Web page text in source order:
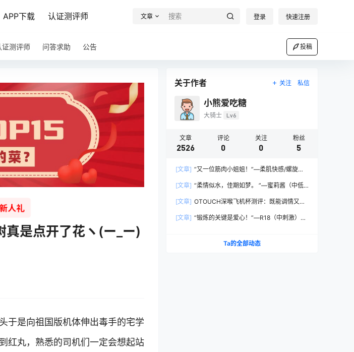
APP下载 认证测评师 文章 登录 快速注册
证测评师 问答求助 公告 投稿
人礼
是点开了花ヽ(ー_ー)
于是向祖国版机体伸出毒手的宅学
红丸，熟悉的司机们一定会想起站
关于作者 关注 私信
小熊爱吃糖
大骑士 Lv6
文章
2526
评论
0
关注
0
粉丝
5
[文章] “又一位筋肉小姐姐！”—柔肌快感/螺旋四
[文章] “柔情似水，佳期如梦。 ”—蜜莉酱（中低
[文章] OTOUCH深喉飞机杯测评：既能调情又能
[文章] “锻炼的关键是爱心！”—R18（中刺激）评
Ta的全部动态